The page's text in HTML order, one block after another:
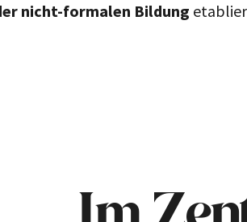
nicht-formalen Bildung